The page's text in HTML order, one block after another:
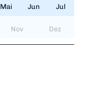
Mai Jun Jul
Nov Dez